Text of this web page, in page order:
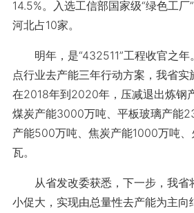
14.5%。入选工信部国家级“绿色工厂
河北占10家。
明年，是“432511”工程收官之年
点行业去产能三年行动方案，我省实
在2018年到2020年，压减退出炼钢
煤炭产能3000万吨、平板玻璃产能
产能500万吨、焦炭产能1000万吨
瓦。
从省发改委获悉，下一步，我省
小促大，实现由总量性去产能为主向